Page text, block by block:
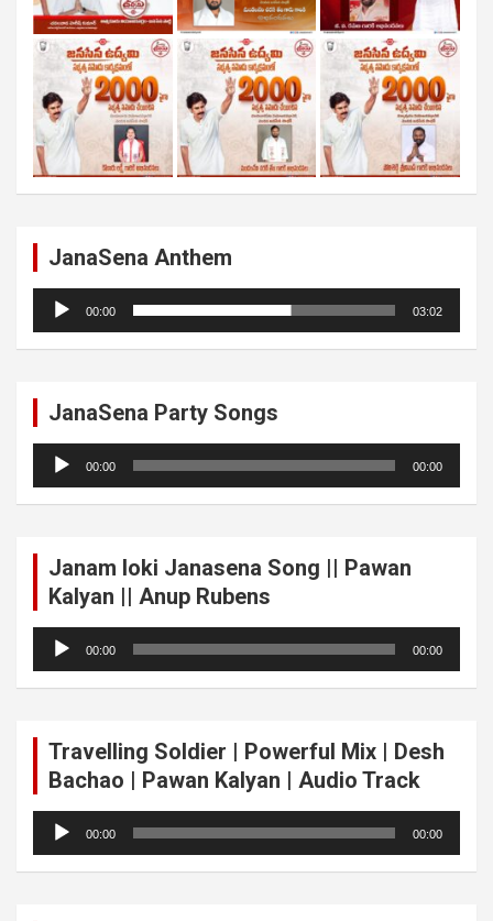
JanaSena Anthem
Audio
Player
00:00 03:02
JanaSena Party Songs
Audio
Player
00:00 00:00
Janam loki Janasena Song || Pawan
Kalyan || Anup Rubens
Audio
Player
00:00 00:00
Travelling Soldier | Powerful Mix | Desh
Bachao | Pawan Kalyan | Audio Track
Audio
Player
00:00 00:00